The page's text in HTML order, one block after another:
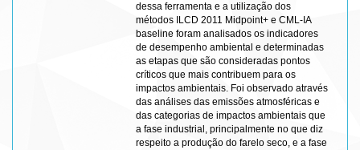
dessa ferramenta e a utilização dos
métodos ILCD 2011 Midpoint+ e CML-IA
baseline foram analisados os indicadores
de desempenho ambiental e determinadas
as etapas que são consideradas pontos
críticos que mais contribuem para os
impactos ambientais. Foi observado através
das análises das emissões atmosféricas e
das categorias de impactos ambientais que
a fase industrial, principalmente no que diz
respeito a produção do farelo seco, e a fase